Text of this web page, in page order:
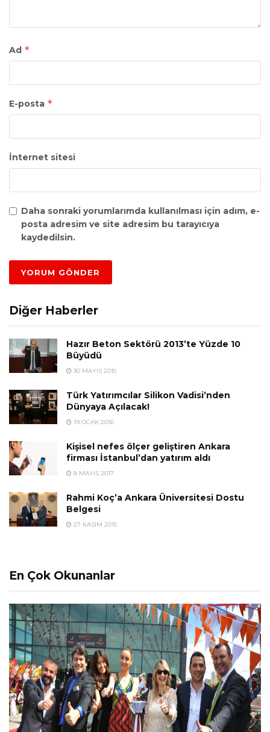
Ad *
E-posta *
İnternet sitesi
Daha sonraki yorumlarımda kullanılması için adım, e-
posta adresim ve site adresim bu tarayıcıya
kaydedilsin.
Diğer Haberler
Hazır Beton Sektörü 2013’te Yüzde 10
Büyüdü
30 MAYIS 2015
Türk Yatırımcılar Silikon Vadisi’nden
Dünyaya Açılacak!
19 OCAK 2016
Kişisel nefes ölçer geliştiren Ankara
firması İstanbul’dan yatırım aldı
8 MAYIS 2017
Rahmi Koç’a Ankara Üniversitesi Dostu
Belgesi
27 KASIM 2015
En Çok Okunanlar